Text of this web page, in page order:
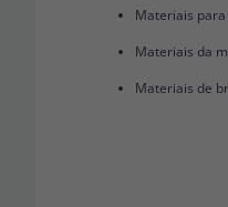
Materiais para
Materiais da
Materiais de